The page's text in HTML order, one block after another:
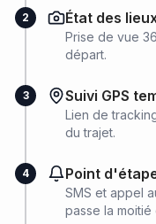
2 État des
Prise de vue
départ.
3 Suivi GPS
Lien de
du trajet.
4 Point
SMS et appel
passe la moitié